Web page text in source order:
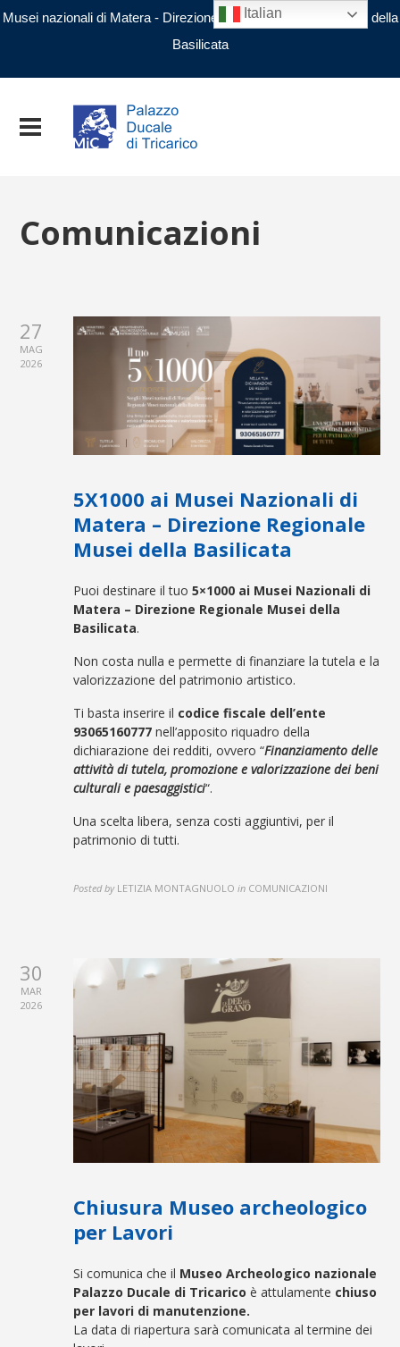
Musei nazionali di Matera - Direzione regionale Musei nazionali della
Basilicata
Comunicazioni
27
MAG
2026
5X1000 ai Musei Nazionali di
Matera – Direzione Regionale
Musei della Basilicata
Puoi destinare il tuo5×1000 ai Musei Nazionali di
Matera – Direzione Regionale Musei della
Basilicata.
Non costa nulla e permette di finanziare la tutela e la
valorizzazione del patrimonio artistico.
Ti basta inserire il codice fiscale dell’ente
93065160777 nell’apposito riquadro della
dichiarazione dei redditi, ovvero “Finanziamento delle
attività di tutela, promozione e valorizzazione dei beni
culturali e paesaggistici“.
Una scelta libera, senza costi aggiuntivi, per il
patrimonio di tutti.
Posted by LETIZIA MONTAGNUOLO in COMUNICAZIONI
30
MAR
2026
Chiusura Museo archeologico
per Lavori
Si comunica che il Museo Archeologico nazionale
Palazzo Ducale di Tricarico è attulamente chiuso
per lavori di manutenzione.
La data di riapertura sarà comunicata al termine dei
Italian